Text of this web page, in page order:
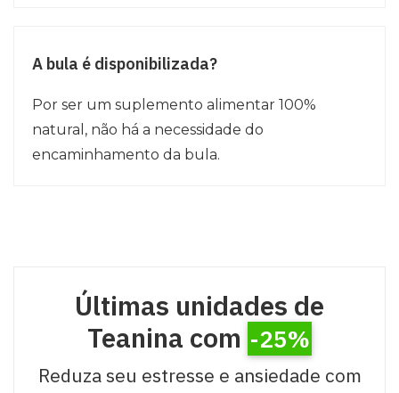
A bula é disponibilizada?
Por ser um suplemento alimentar 100%
natural, não há a necessidade do
encaminhamento da bula.
Últimas unidades de
Teanina com -25%
Reduza seu estresse e ansiedade com